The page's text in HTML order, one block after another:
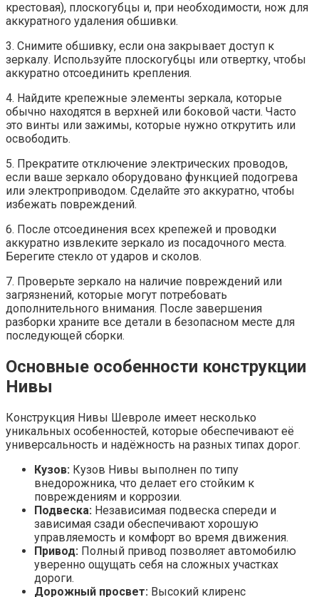
крестовая), плоскогубцы и, при необходимости, нож для
аккуратного удаления обшивки.
3. Снимите обшивку, если она закрывает доступ к
зеркалу. Используйте плоскогубцы или отвертку, чтобы
аккуратно отсоединить крепления.
4. Найдите крепежные элементы зеркала, которые
обычно находятся в верхней или боковой части. Часто
это винты или зажимы, которые нужно открутить или
освободить.
5. Прекратите отключение электрических проводов,
если ваше зеркало оборудовано функцией подогрева
или электроприводом. Сделайте это аккуратно, чтобы
избежать повреждений.
6. После отсоединения всех крепежей и проводки
аккуратно извлеките зеркало из посадочного места.
Берегите стекло от ударов и сколов.
7. Проверьте зеркало на наличие повреждений или
загрязнений, которые могут потребовать
дополнительного внимания. После завершения
разборки храните все детали в безопасном месте для
последующей сборки.
Основные особенности конструкции
Нивы
Конструкция Нивы Шевроле имеет несколько
уникальных особенностей, которые обеспечивают её
универсальность и надёжность на разных типах дорог.
Кузов: Кузов Нивы выполнен по типу
внедорожника, что делает его стойким к
повреждениям и коррозии.
Подвеска: Независимая подвеска спереди и
зависимая сзади обеспечивают хорошую
управляемость и комфорт во время движения.
Привод: Полный привод позволяет автомобилю
уверенно ощущать себя на сложных участках
дороги.
Дорожный просвет: Высокий клиренс